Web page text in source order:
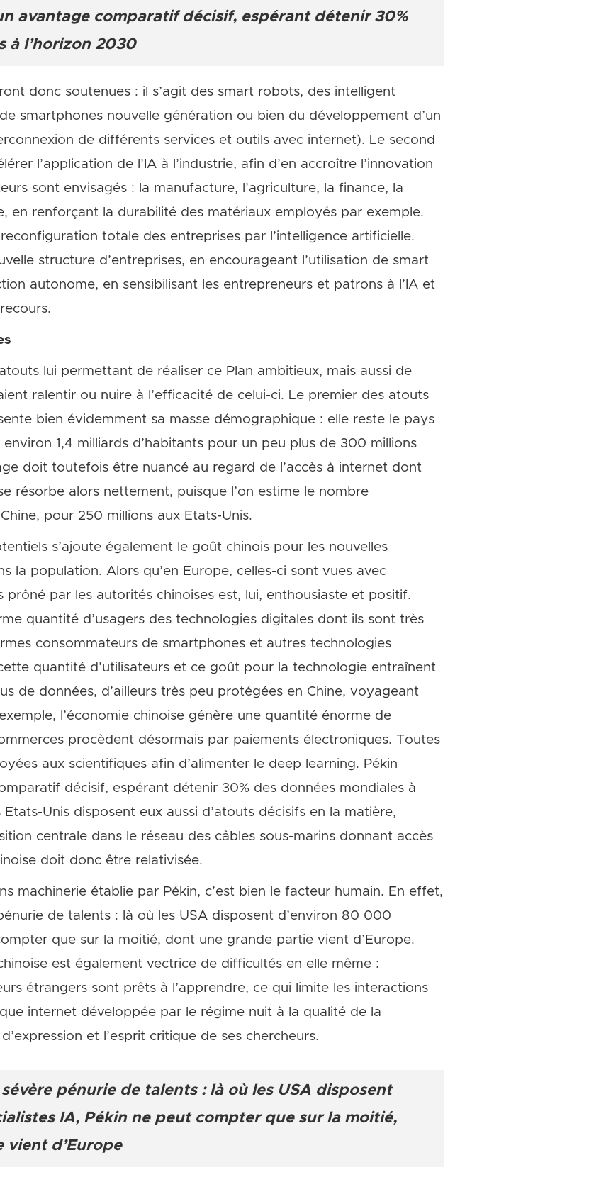
avantage comparatif décisif, espérant détenir 30%
à l’horizon 2030
donc soutenues : il s’agit des smart robots, des intelligent
smartphones nouvelle génération ou bien du développement d’un
de différents services et outils avec internet). Le second
l’application de l’IA à l’industrie, afin d’en accroître l’innovation
sont envisagés : la manufacture, l’agriculture, la finance, la
en renforçant la durabilité des matériaux employés par exemple.
totale des entreprises par l’intelligence artificielle.
structure d’entreprises, en encourageant l’utilisation de smart
autonome, en sensibilisant les entrepreneurs et patrons à l’IA et
lui permettant de réaliser ce Plan ambitieux, mais aussi de
ralentir ou nuire à l’efficacité de celui-ci. Le premier des atouts
bien évidemment sa masse démographique : elle reste le pays
1,4 milliards d’habitants pour un peu plus de 300 millions
doit toutefois être nuancé au regard de l’accès à internet dont
résorbe alors nettement, puisque l’on estime le nombre
pour 250 millions aux Etats-Unis.
s’ajoute également le goût chinois pour les nouvelles
la population. Alors qu’en Europe, celles-ci sont vues avec
prôné par les autorités chinoises est, lui, enthousiaste et positif.
quantité d’usagers des technologies digitales dont ils sont très
consommateurs de smartphones et autres technologies
quantité d’utilisateurs et ce goût pour la technologie entraînent
de données, d’ailleurs très peu protégées en Chine, voyageant
l’économie chinoise génère une quantité énorme de
procèdent désormais par paiements électroniques. Toutes
aux scientifiques afin d’alimenter le deep learning. Pékin
décisif, espérant détenir 30% des données mondiales à
Etats-Unis disposent eux aussi d’atouts décisifs en la matière,
centrale dans le réseau des câbles sous-marins donnant accès
doit donc être relativisée.
machinerie établie par Pékin, c’est bien le facteur humain. En effet,
de talents : là où les USA disposent d’environ 80 000
que sur la moitié, dont une grande partie vient d’Europe.
est également vectrice de difficultés en elle même :
étrangers sont prêts à l’apprendre, ce qui limite les interactions
internet développée par le régime nuit à la qualité de la
et l’esprit critique de ses chercheurs.
pénurie de talents : là où les USA disposent
IA, Pékin ne peut compter que sur la moitié,
d’Europe